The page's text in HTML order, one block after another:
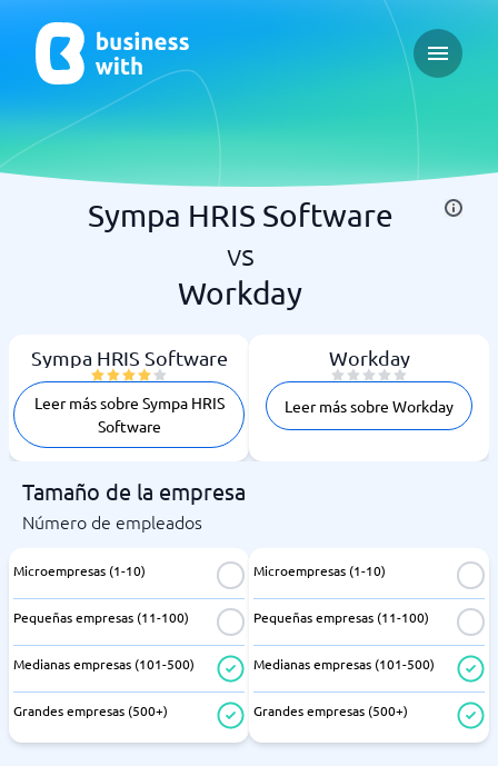
Open
Sympa HRIS Software
vs
Workday
Sympa HRIS Software
Leer más sobre Sympa HRIS
Software
Workday
Leer más sobre Workday
Tamaño de la empresa
Número de empleados
Microempresas (1-10)
Pequeñas empresas (11-100)
Medianas empresas (101-500)
Grandes empresas (500+)
Microempresas (1-10)
Pequeñas empresas (11-100)
Medianas empresas (101-500)
Grandes empresas (500+)